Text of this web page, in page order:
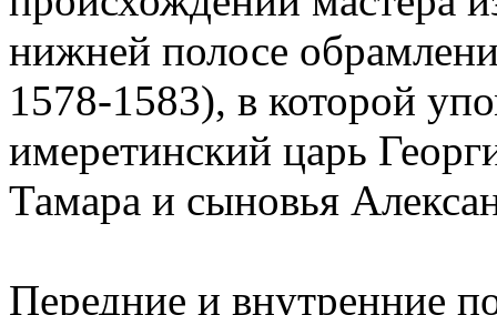
нижней полосе
1578-1583), в которой
имеретинский царь
Тамара и сыновья
Передние и внутренние